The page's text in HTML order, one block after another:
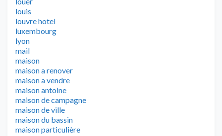
louis
louvre hotel
luxembourg
lyon
mail
maison
maison a renover
maison a vendre
maison antoine
maison de campagne
maison de ville
maison du bassin
maison particulière